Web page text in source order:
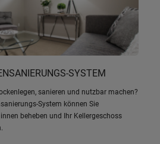
SYSTEM
sanieren und nutzbar machen?
System können Sie
beheben und Ihr Kellergeschoss